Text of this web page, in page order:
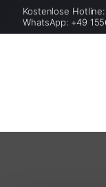
Kostenlose
WhatsApp: +49